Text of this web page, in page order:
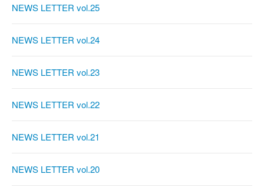
NEWS LETTER vol.25
NEWS LETTER vol.24
NEWS LETTER vol.23
NEWS LETTER vol.22
NEWS LETTER vol.21
NEWS LETTER vol.20